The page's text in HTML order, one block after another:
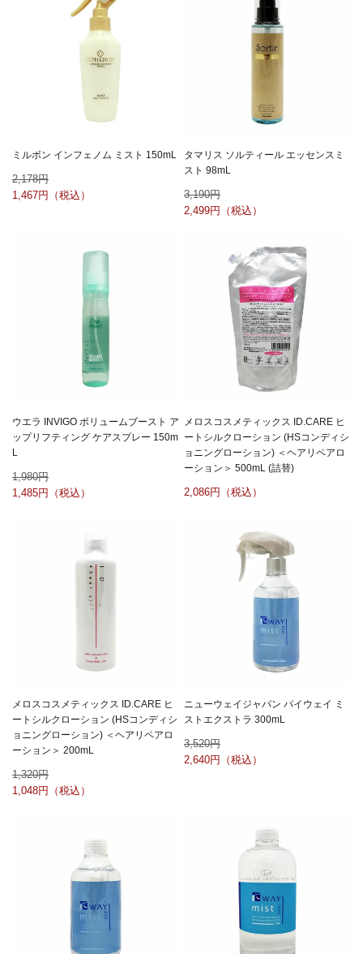
ミルボン インフェノム ミスト 150mL
2,178
1,467
タマリス ソルティール エッセンスミ
スト 98mL
3,190
2,499
ウエラ INVIGO ボリュームブースト ア
ップリフティング ケアスプレー 150m
L
1,980
1,485
メロスコスメティックス ID.CARE ヒ
ートシルクローション (HSコンディシ
ョニングローション) ＜ヘアリペアロ
ーション＞ 500mL (詰替)
2,086
メロスコスメティックス ID.CARE ヒ
ートシルクローション (HSコンディシ
ョニングローション) ＜ヘアリペアロ
ーション＞ 200mL
1,320
1,048
ニューウェイジャパン パイウェイ ミ
ストエクストラ 300mL
3,520
2,640